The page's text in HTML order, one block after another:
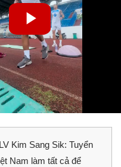
Kim Sang Sik: Tuyển
Nam làm tất cả để